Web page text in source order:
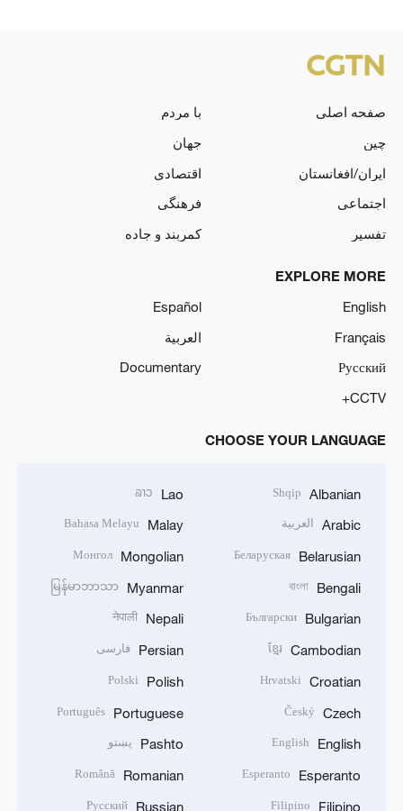
صفحه اصلی
با مردم
چین
جهان
ایران/افغانستان
اقتصادی
اجتماعی
فرهنگی
تفسیر
کمربند و جاده
EXPLORE MORE
English
Español
Français
العربية
Русский
Documentary
CCTV+
CHOOSE YOUR LANGUAGE
Albanian
Shqip
Arabic العربية
Belarusian
Беларуская
Bengali
বাংলা
Bulgarian
Български
Cambodian
ខ្មែរ
Croatian
Hrvatski
Czech
Český
English
English
Esperanto
Esperanto
Filipino
Filipino
Lao
ລາວ
Malay
Bahasa Melayu
Mongolian
Монгол
Myanmar
မြန်မာဘာသာ
Nepali
नेपाली
Persian فارسی
Polish
Polski
Portuguese
Português
Pashto پښتو
Romanian
Română
Russian
Русский